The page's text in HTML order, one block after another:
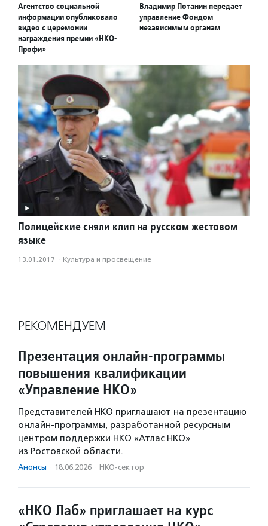
Агентство социальной
информации опубликовало
видео с церемонии
награждения премии «НКО-
Профи»
Владимир Потанин передает
управление Фондом
независимым органам
Полицейские сняли клип на русском жестовом
языке
13.01.2017 · Культура и просвещение
РЕКОМЕНДУЕМ
Презентация онлайн-программы
повышения квалификации
«Управление НКО»
Представителей НКО приглашают на презентацию
онлайн-программы, разработанной ресурсным
центром поддержки НКО «Атлас НКО»
из Ростовской области.
Анонсы · 18.06.2026 · НКО-сектор
«НКО Лаб» приглашает на курс